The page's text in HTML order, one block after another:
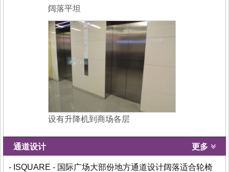
阔落平坦
设有升降机到商场各层
通道设计 更多
- ISQUARE - 国际广场大部份地方通道设计阔落适合轮椅